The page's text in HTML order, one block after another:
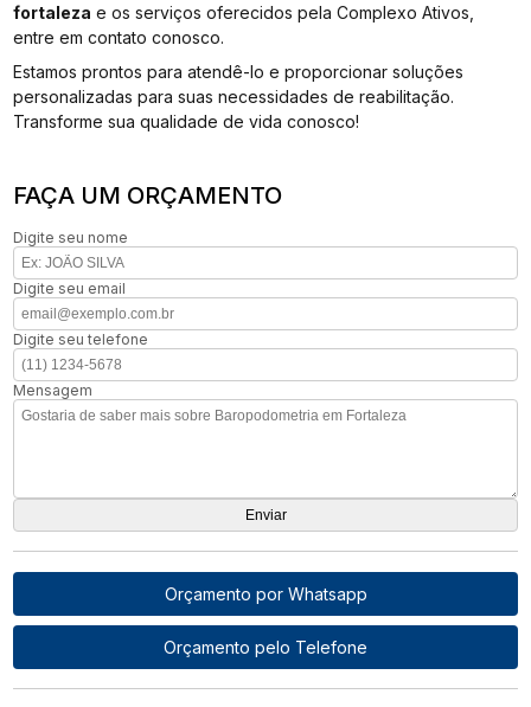
fortaleza e os serviços oferecidos pela Complexo Ativos,
entre em contato conosco.
Estamos prontos para atendê-lo e proporcionar soluções
personalizadas para suas necessidades de reabilitação.
Transforme sua qualidade de vida conosco!
FAÇA UM ORÇAMENTO
Digite seu nome
Digite seu email
Digite seu telefone
Mensagem
Orçamento por Whatsapp
Orçamento pelo Telefone